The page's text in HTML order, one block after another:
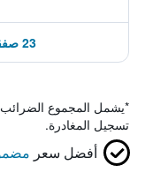
23 صفقة إضافية ابتداءً من 262 ﷼
*يشمل المجموع الضرائب
تسجيل المغادرة.
أفضل سعر